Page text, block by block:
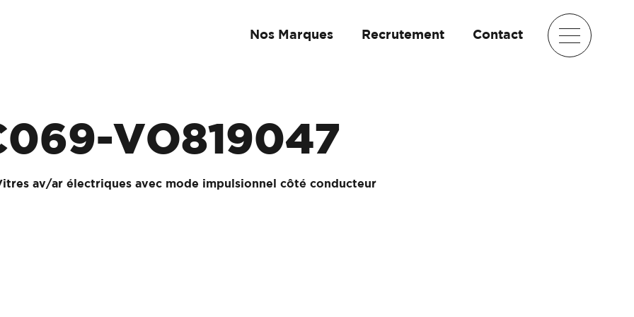
Nos Marques Recrutement Contact
VO819047
av/ar électriques avec mode impulsionnel côté conducteur